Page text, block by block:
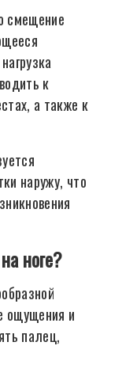
смещение
к
а также к
наружу, что
ноге?
ощущения и
палец,